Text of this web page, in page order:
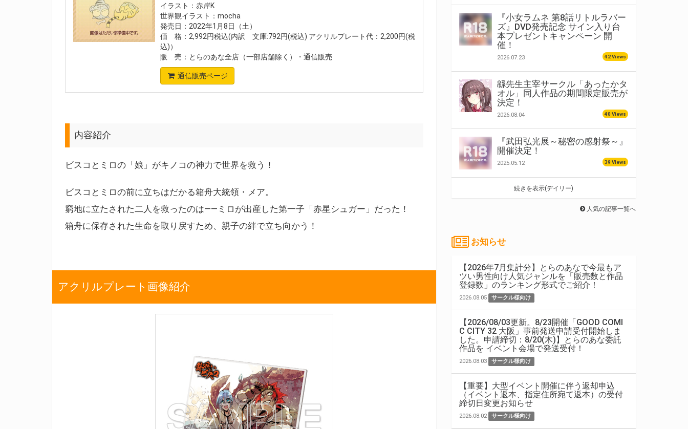
イラスト：赤岸K
世界観イラスト：mocha
発売日：2022年1月8日（土）
価 格：2,992円税込(内訳 文庫:792円(税込) アクリルプレート代：2,200円(税
込)）
販 売：とらのあな全店（一部店舗除く）・通信販売
通信販売ページ
内容紹介
ビスコとミロの「娘」がキノコの神力で世界を救う！
ビスコとミロの前に立ちはだかる箱舟大統領・メア。
窮地に立たされた二人を救ったのは――ミロが出産した第一子「赤星シュガー」だった！
箱舟に保存された生命を取り戻すため、親子の絆で立ち向かう！
アクリルプレート画像紹介
『小女ラムネ 第8話リトルラバー
ズ』DVD発売記念 サイン入り台
本プレゼントキャンペーン 開
催！
2026.07.23 42 Views
緜先生主宰サークル「あったかタ
オル」同人作品の期間限定販売が
決定！
2026.08.04 40 Views
『武田弘光展～秘密の感射祭～』
開催決定！
2025.05.12 39 Views
続きを表示(デイリー)
人気の記事一覧へ
お知らせ
【2026年7月集計分】とらのあなで今最もア
ツい男性向け人気ジャンルを「販売数と作品
登録数」のランキング形式でご紹介！
2026.08.05 サークル様向け
【2026/08/03更新。8/23開催「GOOD COMI
C CITY 32 大阪」事前発送申請受付開始しま
した。申請締切：8/20(木)】とらのあな委託
作品を イベント会場で発送受付！
2026.08.03 サークル様向け
【重要】大型イベント開催に伴う返却申込
（イベント返本、指定住所宛て返本）の受付
締切日変更お知らせ
2026.08.02 サークル様向け